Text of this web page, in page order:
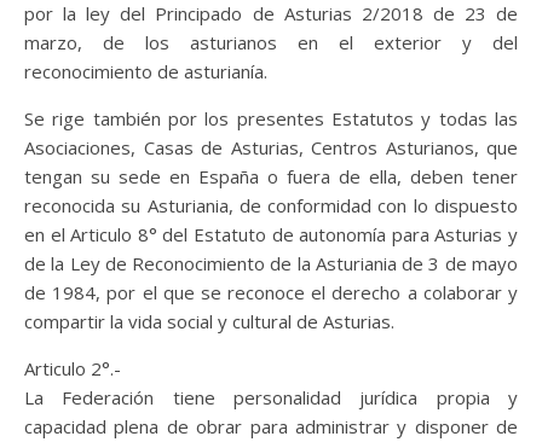
por la ley del Principado de Asturias 2/2018 de 23 de
marzo, de los asturianos en el exterior y del
reconocimiento de asturianía.
Se rige también por los presentes Estatutos y todas las
Asociaciones, Casas de Asturias, Centros Asturianos, que
tengan su sede en España o fuera de ella, deben tener
reconocida su Asturiania, de conformidad con lo dispuesto
en el Articulo 8° del Estatuto de autonomía para Asturias y
de la Ley de Reconocimiento de la Asturiania de 3 de mayo
de 1984, por el que se reconoce el derecho a colaborar y
compartir la vida social y cultural de Asturias.
Articulo 2°.-
La Federación tiene personalidad jurídica propia y
capacidad plena de obrar para administrar y disponer de